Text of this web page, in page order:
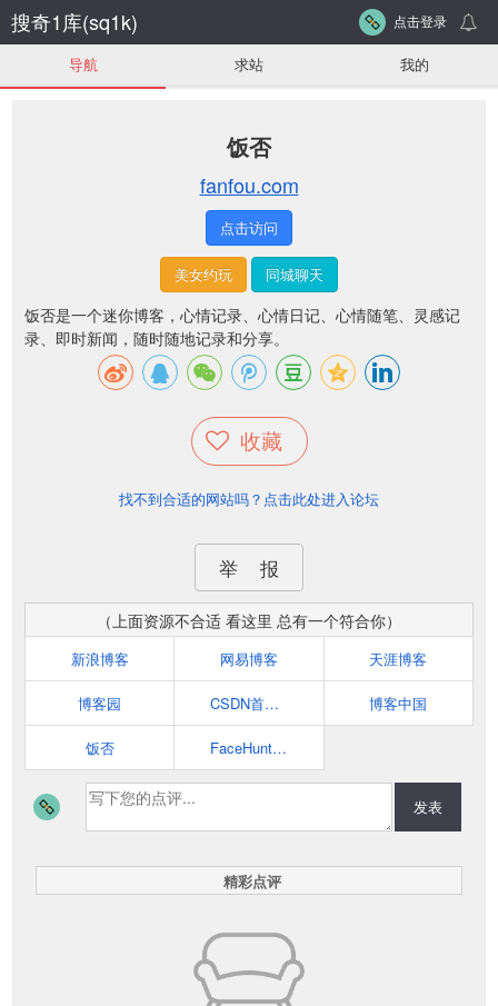
搜奇1库(sq1k) 点击登录
导航 求站 我的
饭否
fanfou.com
点击访问
美女约玩 同城聊天
饭否是一个迷你博客，心情记录、心情日记、心情随笔、灵感记
录、即时新闻，随时随地记录和分享。
收藏
找不到合适的网站吗？点击此处进入论坛
举 报
（上面资源不合适 看这里 总有一个符合你）
新浪博客 网易博客 天涯博客
博客园 CSDN首页-全球最大中文IT社区 博客中国
饭否 FaceHunter|城市街头时尚摄影博客
发表
精彩点评